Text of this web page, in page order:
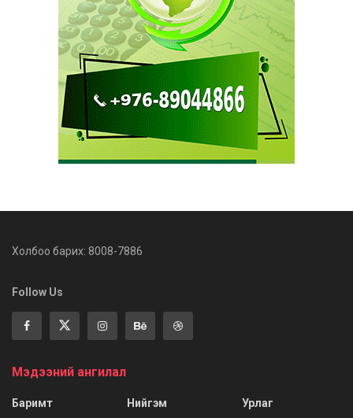
Холбоо барих: 8008-7886
Follow Us
Мэдээний ангилал
Баримт
Нийгэм
Урлаг